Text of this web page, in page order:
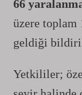
66
üzere toplam
geldiği
Yetkililer;